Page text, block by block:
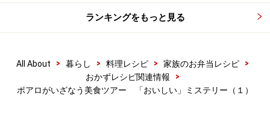
ランキングをもっと見る
All About > 暮らし > 料理レシピ > 家族のお弁当レシピ
>
おかずレシピ関連情報
>
ポアロがいざなう美食ツアー 「おいしい」ミステリー（１）